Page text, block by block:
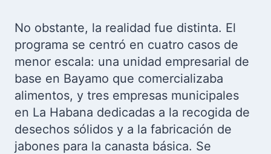
No obstante, la realidad fue distinta. El
programa se centró en cuatro casos de
menor escala: una unidad empresarial de
base en Bayamo que comercializaba
alimentos, y tres empresas municipales
en La Habana dedicadas a la recogida de
desechos sólidos y a la fabricación de
jabones para la canasta básica. Se